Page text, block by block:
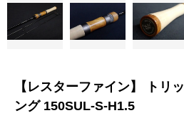
【レスターファイン】 トリ
ング 150SUL-S-H1.5